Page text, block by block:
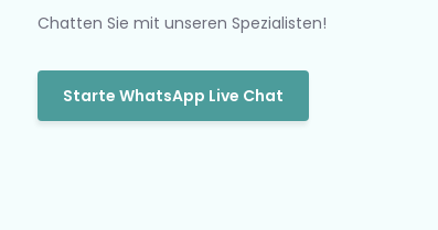
Chatten Sie mit unseren Spezialisten!
Starte WhatsApp Live Chat